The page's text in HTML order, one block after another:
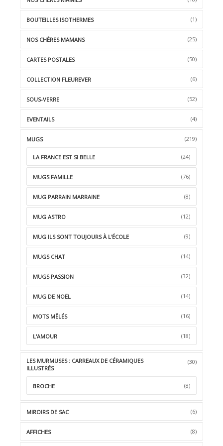
BOUTEILLES ISOTHERMES (1)
NOS CHÈRES MAMANS (25)
CARTES POSTALES (50)
COLLECTION FLEUREVER (6)
SOUS-VERRE (52)
EVENTAILS (4)
MUGS (219)
LA FRANCE EST SI BELLE (24)
MUGS FAMILLE (76)
MUG PARRAIN MARRAINE (8)
MUG ASTRO (12)
MUG ILS SONT TOUJOURS À L'ÉCOLE (9)
MUGS CHAT (14)
MUGS PASSION (32)
MUG DE NOËL (14)
MOTS MÊLÉS (16)
L'AMOUR (18)
LES MURMUSES : CARREAUX DE CÉRAMIQUES
ILLUSTRÉS
(30)
BROCHE (8)
MIROIRS DE SAC (6)
AFFICHES (8)